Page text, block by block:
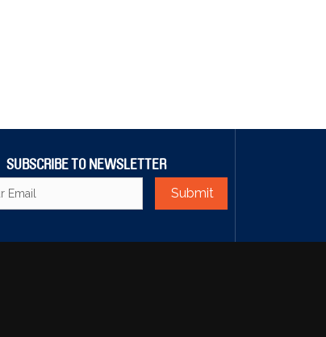
SUBSCRIBE TO NEWSLETTER